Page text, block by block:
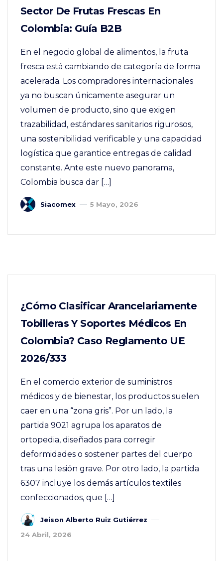
Sector De Frutas Frescas En
Colombia: Guía B2B
En el negocio global de alimentos, la fruta
fresca está cambiando de categoría de forma
acelerada. Los compradores internacionales
ya no buscan únicamente asegurar un
volumen de producto, sino que exigen
trazabilidad, estándares sanitarios rigurosos,
una sostenibilidad verificable y una capacidad
logística que garantice entregas de calidad
constante. Ante este nuevo panorama,
Colombia busca dar […]
Siacomex 5 Mayo, 2026
¿Cómo Clasificar Arancelariamente
Tobilleras Y Soportes Médicos En
Colombia? Caso Reglamento UE
2026/333
En el comercio exterior de suministros
médicos y de bienestar, los productos suelen
caer en una “zona gris”. Por un lado, la
partida 9021 agrupa los aparatos de
ortopedia, diseñados para corregir
deformidades o sostener partes del cuerpo
tras una lesión grave. Por otro lado, la partida
6307 incluye los demás artículos textiles
confeccionados, que […]
Jeison Alberto Ruiz Gutiérrez
24 Abril, 2026